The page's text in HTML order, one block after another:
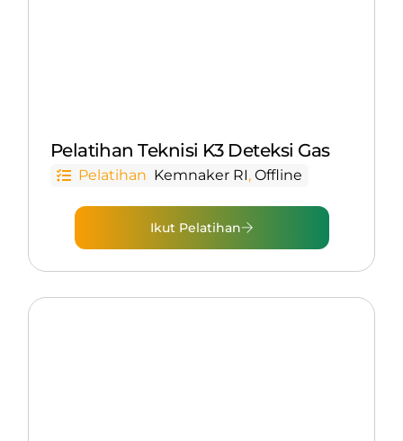
Pelatihan Teknisi K3 Deteksi Gas
Pelatihan Kemnaker RI, Offline
Ikut Pelatihan